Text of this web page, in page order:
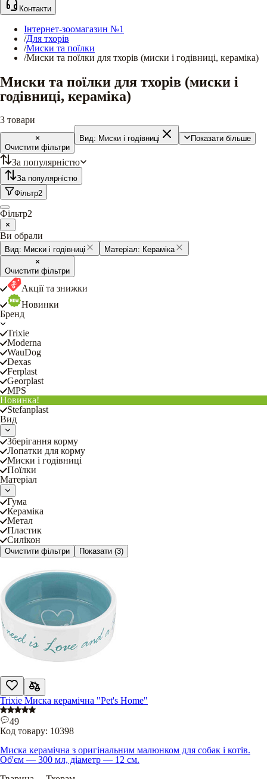
Контакти
Інтернет-зоомагазин №1
/Для тхорів
/Миски та поїлки
/Миски та поїлки для тхорів (миски і годівниці, кераміка)
Миски та поїлки для тхорів (миски і
годівниці, кераміка)
3 товари
Очистити фільтри
Вид: Миски і годівниці Показати більше
За популярністю
За популярністю
Фільтр2
Фільтр2
Ви обрали
Вид: Миски і годівниці Матеріал: Кераміка
Очистити фільтри
Акції та знижки
Новинки
Бренд
Trixie
Moderna
WauDog
Dexas
Ferplast
Georplast
MPS
Новинка!
Stefanplast
Вид
Зберігання корму
Лопатки для корму
Миски і годівниці
Поїлки
Матеріал
Гума
Кераміка
Метал
Пластик
Силікон
Очистити фільтри Показати (3)
Trixie Миска керамічна "Pet's Home"
49
Код товару: 10398
Миска керамічна з оригінальним малюнком для собак і котів.
Об'єм — 300 мл, діаметр — 12 см.